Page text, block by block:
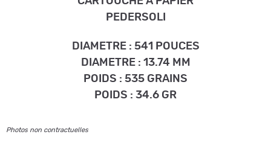
PEDERSOLI
DIAMETRE : 541 POUCES
DIAMETRE : 13.74 MM
POIDS : 535 GRAINS
POIDS : 34.6 GR
Photos non contractuelles